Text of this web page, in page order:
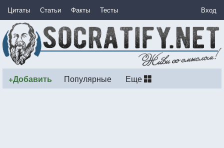
Цитаты Статьи Факты Тесты Вход
+Добавить Популярные Еще